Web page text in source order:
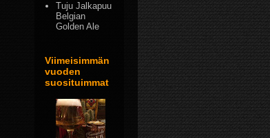
Tuju Jalkapuu
Belgian
Golden Ale
Viimeisimmän
vuoden
suosituimmat